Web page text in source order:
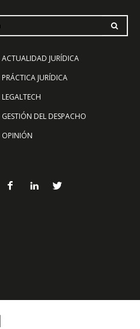
ACTUALIDAD JURÍDICA
PRÁCTICA JURÍDICA
LEGALTECH
GESTIÓN DEL DESPACHO
OPINIÓN